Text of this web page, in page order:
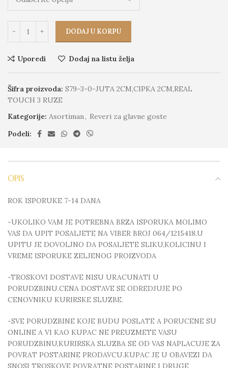
DODAJ U KORPU
Uporedi Dodaj na listu želja
Šifra proizvoda: S79-3-0-JUTA 2CM,CIPKA 2CM,REAL
TOUCH 3 RUZE
Kategorije: Asortiman, Reveri za glavne goste
Podeli:
OPIS
ROK ISPORUKE 7-14 DANA
-UKOLIKO VAM JE POTREBNA BRZA ISPORUKA MOLIMO
VAS DA UPIT POSALJETE NA VIBER BROJ 064/1215418.U
UPITU JE DOVOLJNO DA POSALJETE SLIKU,KOLICINU I
VREME ISPORUKE ZELJENOG PROIZVODA
-TROSKOVI DOSTAVE NISU URACUNATI U
PORUDZBINU.CENA DOSTAVE SE ODREDJUJE PO
CENOVNIKU KURIRSKE SLUZBE.
-SVE PORUDZBINE KOJE BUDU POSLATE A PORUCENE SU
ONLINE A VI KAO KUPAC NE PREUZMETE VASU
PORUDZBINU,KURIRSKA SLUZBA SE OD VAS NAPLACUJE ZA
POVRAT POSTARINE PRODAVCU.KUPAC JE U OBAVEZI DA
SNOSI TROSKOVE POVRATNE POSTARINE I DRUGE